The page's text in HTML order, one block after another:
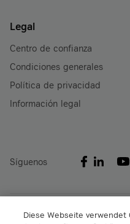
Legal
Centro de confianza
Condiciones generales
Política de privacidad
Información legal
Síguenos
A1 Digital International
Diese Webseite verwendet